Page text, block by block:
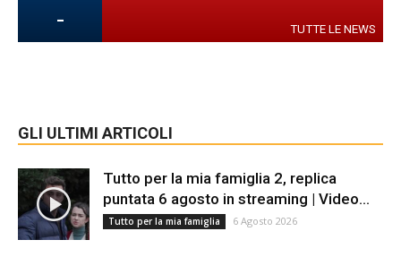
- TUTTE LE NEWS
GLI ULTIMI ARTICOLI
Tutto per la mia famiglia 2, replica
puntata 6 agosto in streaming | Video...
Tutto per la mia famiglia 6 Agosto 2026